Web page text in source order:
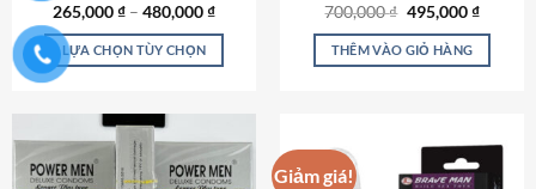
Được xếp
hạng4.87
5 sao
265,000₫ – 480,000₫
LỰA CHỌN TÙY CHỌN
này
có
nhiều
Được xếp
hạng4.83
5 sao
700,000₫ Giá
là:
700,000 ₫.
495,000₫Giá
tại
THÊM VÀO GIỎ HÀNG
Giảm giá!